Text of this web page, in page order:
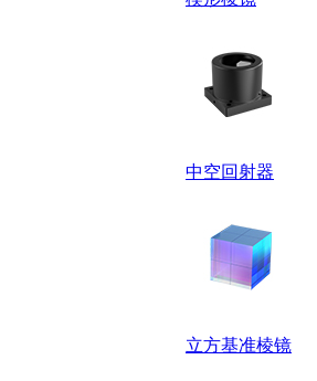
中空回射器
立方基准棱镜